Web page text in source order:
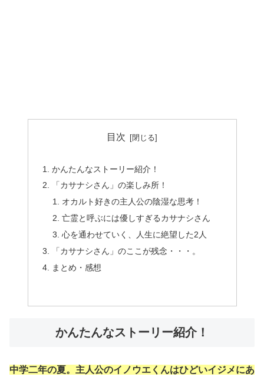
目次
かんたんなストーリー紹介！
「カサナシさん」の楽しみ所！
オカルト好きの主人公の陰湿な思考！
亡霊と呼ぶには優しすぎるカサナシさん
心を通わせていく、人生に絶望した2人
「カサナシさん」のここが残念・・・。
まとめ・感想
かんたんなストーリー紹介！
中学二年の夏。主人公のイノウエくんはひどいイジメにあ